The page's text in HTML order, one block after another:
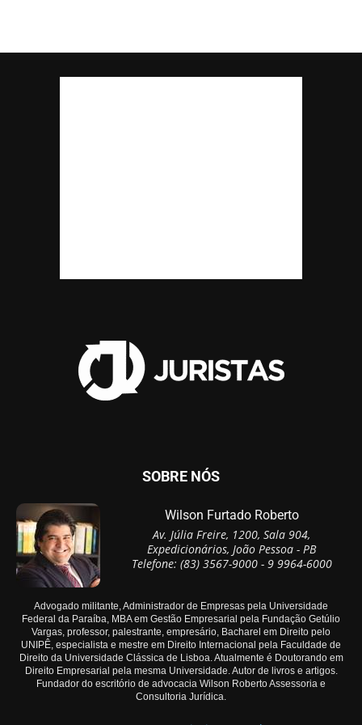
SOBRE NÓS
Wilson Furtado Roberto
Av. Júlia Freire, 1200, Sala 904,
Expedicionários, João Pessoa - PB
Telefone: (83) 3567-9000 - 9 9964-6000
Advogado militante, Administrador de Empresas pela Universidade
Federal da Paraíba, MBA em Gestão Empresarial pela Fundação Getúlio
Vargas, professor, palestrante, empresário, Bacharel em Direito pelo
UNIPÊ, especialista e mestre em Direito Internacional pela Faculdade de
Direito da Universidade Clássica de Lisboa. Atualmente é Doutorando em
Direito Empresarial pela mesma Universidade. Autor de livros e artigos.
Fundador do escritório de advocacia Wilson Roberto Assessoria e
Consultoria Jurídica.